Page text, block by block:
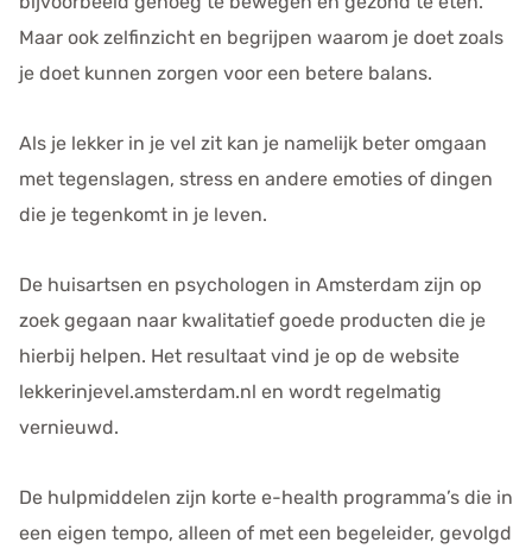
Maar ook zelfinzicht en begrijpen waarom je doet zoals
je doet kunnen zorgen voor een betere balans.
Als je lekker in je vel zit kan je namelijk beter omgaan
met tegenslagen, stress en andere emoties of dingen
die je tegenkomt in je leven.
De huisartsen en psychologen in Amsterdam zijn op
zoek gegaan naar kwalitatief goede producten die je
hierbij helpen. Het resultaat vind je op de website
lekkerinjevel.amsterdam.nl en wordt regelmatig
vernieuwd.
De hulpmiddelen zijn korte e-health programma’s die in
een eigen tempo, alleen of met een begeleider, gevolgd